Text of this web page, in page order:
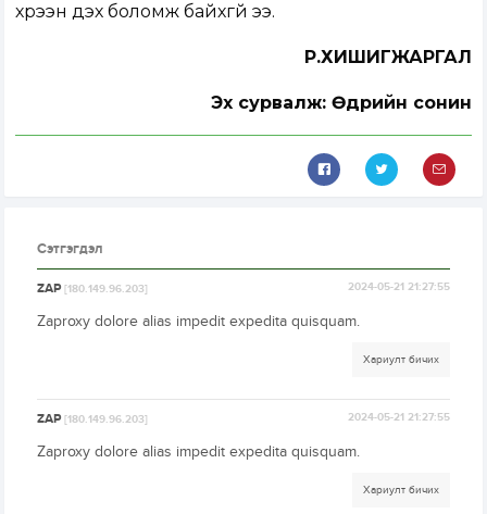
хүрээн дэх боломж байхгүй ээ.
Р.ХИШИГЖАРГАЛ
Эх сурвалж: Өдрийн сонин
Сэтгэгдэл
ZAP[180.149.96.203] 2024-05-21 21:27:55
Zaproxy dolore alias impedit expedita quisquam.
Хариулт бичих
ZAP[180.149.96.203] 2024-05-21 21:27:55
Zaproxy dolore alias impedit expedita quisquam.
Хариулт бичих